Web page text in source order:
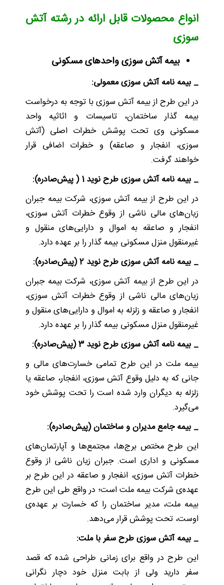
انواع محصولات قابل ارائه در رشته آتش
سوزی
بیمه آتش سوزی واحدهای مسکونی
_ بیمه نامه آتش سوزی معمولی:
در این طرح از بیمه آتش سوزی با توجه به درخواست
بیمه گذار ساختمان، تاسیسات و اثاثیه واحد
مسکونی وی تحت پوشش خطرات اصلی (آتش
سوزی، انفجار و صاعقه) و خطرات اضافی قرار
خواهند گرفت.
_ بیمه نامه آتش سوزی طرح نوید 1 ( پیش‌صادره):
در این طرح از بیمه آتش سوزی، شرکت بیمه جبران
زیان‌های مالی ناشی از وقوع خطرات آتش سوزی،
انفجار و صاعقه به اموال و دارایی‌های منقول و
غیرمنقول منزل مسکونی بیمه گذار را بر عهده دارد.
_ بیمه نامه آتش سوزی طرح نوید 2 (پیش‌صادره):
در این طرح از بیمه آتش سوزی، شرکت بیمه جبران
زیان‌های مالی ناشی از وقوع خطرات آتش سوزی،
انفجار و صاعقه و زلزله به اموال و دارایی‌های منقول و
غیرمنقول منزل مسکونی بیمه گذار را بر عهده دارد.
_ بیمه نامه آتش سوزی طرح نوید 3 (پیش‌صادره):
بیمه ملت در این طرح تمامی خسارت‌های مالی و
جانی که به دلیل وقوع آتش سوزی، انفجار، صاعقه یا
زلزله به دیگران وارد شده است را تحت پوشش خود
می‌گیرد.
_ بیمه جامع مدیران و ساختمان (پیش‌صادره):
این طرح مختص برج‌ها، مجتمع‌ها و آپارتمان‌های
مسکونی و اداری است. جبران زیان ناشی از وقوع
خطرات آتش سوزی، انفجار و صاعقه در این طرح بر
عهده‌ی شرکت بیمه ملت است؛ در واقع طی این طرح
بیمه ملت، مدیر ساختمان را که خسارت بر عهده‌ی
اوست، تحت پوشش قرار می‌دهد.
_ بیمه آتش سوزی طرح سفر با ملت:
این طرح در واقع برای زمانی طراحی شده که قصد
سفر دارید ولی از بابت منزل خود دچار نگرانی